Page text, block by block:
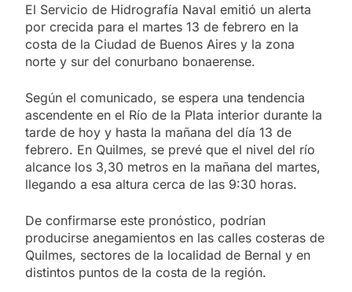
El Servicio de Hidrografía Naval emitió un alerta
por crecida para el martes 13 de febrero en la
costa de la Ciudad de Buenos Aires y la zona
norte y sur del conurbano bonaerense.
Según el comunicado, se espera una tendencia
ascendente en el Río de la Plata interior durante la
tarde de hoy y hasta la mañana del día 13 de
febrero. En Quilmes, se prevé que el nivel del río
alcance los 3,30 metros en la mañana del martes,
llegando a esa altura cerca de las 9:30 horas.
De confirmarse este pronóstico, podrían
producirse anegamientos en las calles costeras de
Quilmes, sectores de la localidad de Bernal y en
distintos puntos de la costa de la región.